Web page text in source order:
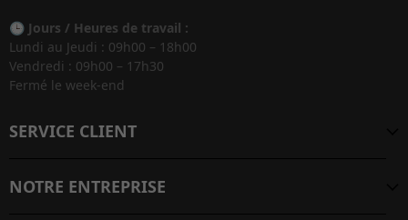
🕒 Jours / Heures de travail :
Lundi au Jeudi : 09h00 – 18h00
Vendredi : 09h00 – 17h30
Fermé le week-end
SERVICE CLIENT
NOTRE ENTREPRISE